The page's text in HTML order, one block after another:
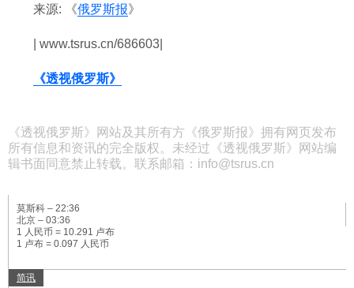
来源: 《俄罗斯报》
| www.tsrus.cn/686603|
《透视俄罗斯》
《透视俄罗斯》网站及其所有方《俄罗斯报》拥有网页发布
所有信息和资讯的完全版权。未经过《透视俄罗斯》网站编
辑书面同意禁止转载。联系邮箱：info@tsrus.cn
莫斯科 – 22:36
北京 – 03:36
1 人民币 = 10.291 卢布
1 卢布 = 0.097 人民币
简讯